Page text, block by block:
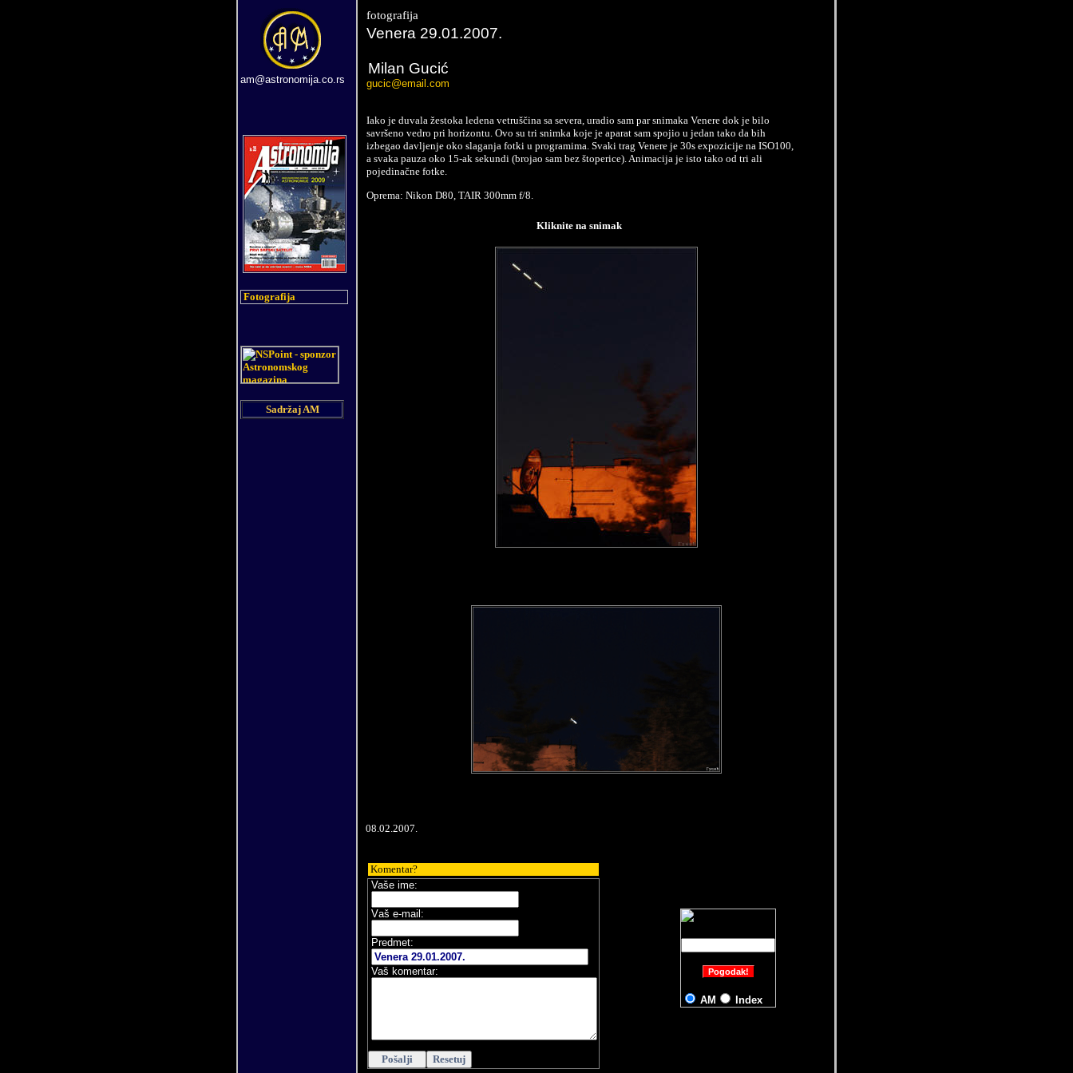
am@astronomija.co.rs
Fotografija
Sadržaj AM
fotografija
Venera 29.01.2007.
Milan Gucić
gucic@email.com
Iako je duvala žestoka ledena vetruščina sa severa, uradio sam par snimaka Venere dok je bilo
savršeno vedro pri horizontu. Ovo su tri snimka koje je aparat sam spojio u jedan tako da bih
izbegao davljenje oko slaganja fotki u programima. Svaki trag Venere je 30s expozicije na ISO100,
a svaka pauza oko 15-ak sekundi (brojao sam bez štoperice). Animacija je isto tako od tri ali
pojedinačne fotke.
Oprema: Nikon D80, TAIR 300mm f/8.
Kliknite na snimak
08.02.2007.
Komentar?
Vaše ime:
Vaš e-mail:
Predmet:
Vaš komentar:
AM Index